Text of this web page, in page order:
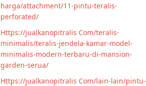
harga/attachment/11-pintu-teralis-
perforated/
Https://jualkanopitralis Com/teralis-
minimalis/teralis-jendela-kamar-model-
minimalis-modern-terbaru-di-mansion-
garden-serua/
Https://jualkanopitralis Com/lain-lain/pintu-